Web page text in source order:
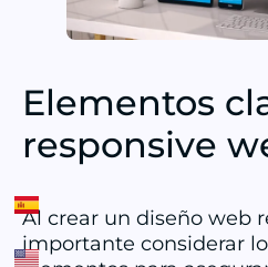
Elementos
responsive
Al crear un diseño web
importante considerar